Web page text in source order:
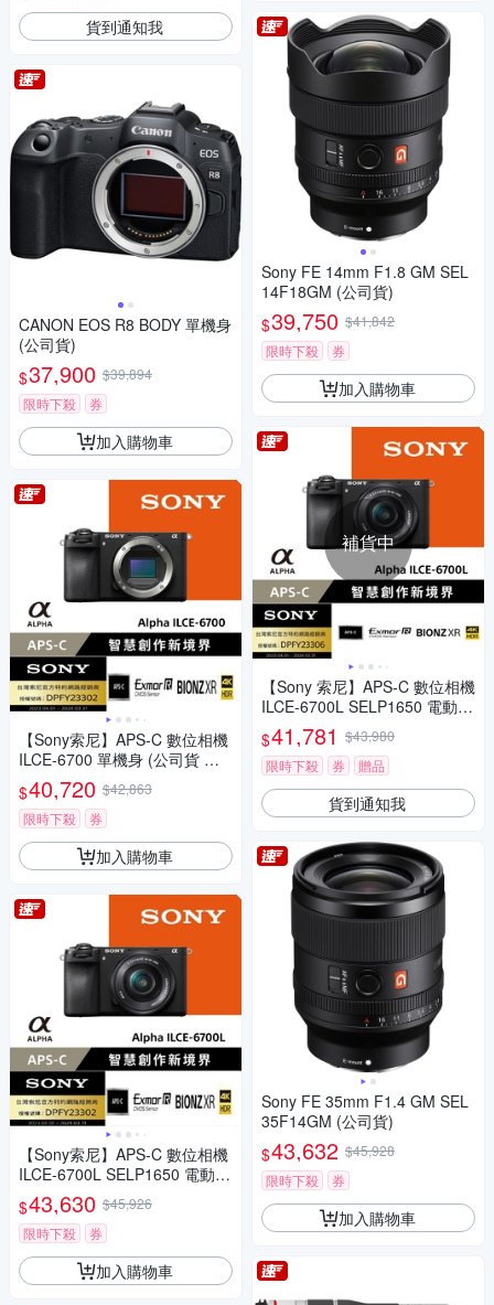
貨到通知我
CANON EOS R8 BODY 單機身
(公司貨)
$37,900 $39,894
限時下殺
券
加入購物車
【Sony索尼】APS-C 數位相機
ILCE-6700 單機身 (公司貨 保
固18+6個月)
$40,720 $42,863
限時下殺
券
加入購物車
【Sony索尼】APS-C 數位相機
ILCE-6700L SELP1650 電動變
焦鏡組(公司貨 保固18+6個月)
$43,630 $45,926
限時下殺
券
加入購物車
Sony FE 14mm F1.8 GM SEL
14F18GM (公司貨)
$39,750 $41,842
限時下殺
券
加入購物車
補貨中
【Sony 索尼】APS-C 數位相機
ILCE-6700L SELP1650 電動變
焦鏡組 (公司貨 保固18+6個月)
$41,781 $43,980
限時下殺
券 贈品
貨到通知我
Sony FE 35mm F1.4 GM SEL
35F14GM (公司貨)
$43,632 $45,928
限時下殺
券
加入購物車